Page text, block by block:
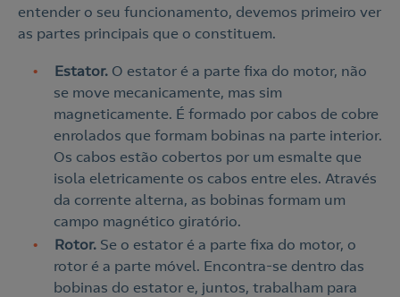
entender o seu funcionamento, devemos primeiro ver
as partes principais que o constituem.
Estator. O estator é a parte fixa do motor, não
se move mecanicamente, mas sim
magneticamente. É formado por cabos de cobre
enrolados que formam bobinas na parte interior.
Os cabos estão cobertos por um esmalte que
isola eletricamente os cabos entre eles. Através
da corrente alterna, as bobinas formam um
campo magnético giratório.
Rotor. Se o estator é a parte fixa do motor, o
rotor é a parte móvel. Encontra-se dentro das
bobinas do estator e, juntos, trabalham para